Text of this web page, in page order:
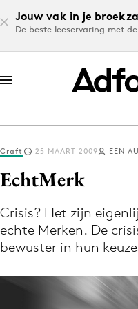
Jouw vak in je
De beste leeservaring met
Log in
Volg het laatste
Craft 25 MAART 2009 EEN
EchtMerk
Crisis? Het zijn
echte Merken. De
bewuster in hun